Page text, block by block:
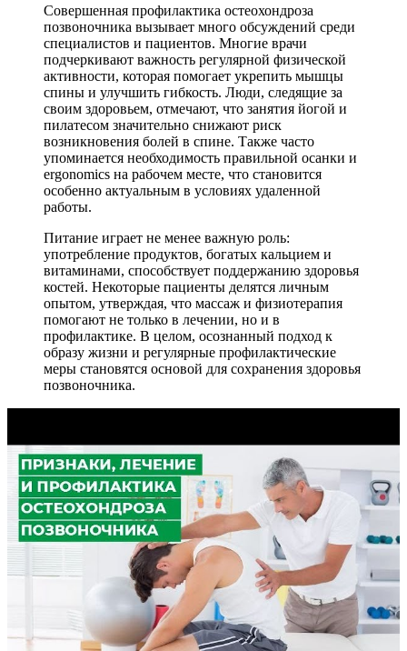
Совершенная профилактика остеохондроза
позвоночника вызывает много обсуждений среди
специалистов и пациентов. Многие врачи
подчеркивают важность регулярной физической
активности, которая помогает укрепить мышцы
спины и улучшить гибкость. Люди, следящие за
своим здоровьем, отмечают, что занятия йогой и
пилатесом значительно снижают риск
возникновения болей в спине. Также часто
упоминается необходимость правильной осанки и
ergonomics на рабочем месте, что становится
особенно актуальным в условиях удаленной
работы.
Питание играет не менее важную роль:
употребление продуктов, богатых кальцием и
витаминами, способствует поддержанию здоровья
костей. Некоторые пациенты делятся личным
опытом, утверждая, что массаж и физиотерапия
помогают не только в лечении, но и в
профилактике. В целом, осознанный подход к
образу жизни и регулярные профилактические
меры становятся основой для сохранения здоровья
позвоночника.